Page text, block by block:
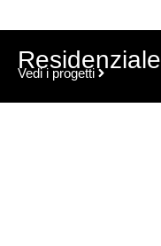
Residenziale
Vedi i progetti